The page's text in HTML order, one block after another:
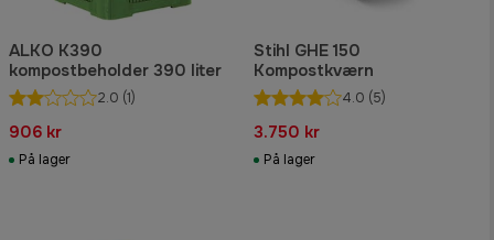
ALKO K390
kompostbeholder 390 liter
2.0 (1)
906 kr
På lager
Stihl GHE 150
Kompostkværn
4.0 (5)
3.750 kr
På lager